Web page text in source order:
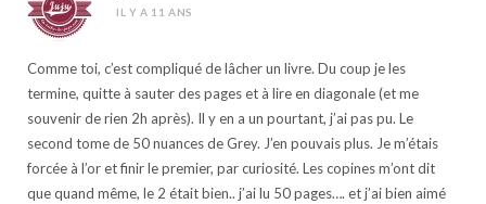
IL Y A 11 ANS
Comme toi, c’est compliqué de lâcher un livre. Du coup je les
termine, quitte à sauter des pages et à lire en diagonale (et me
souvenir de rien 2h après). Il y en a un pourtant, j’ai pas pu. Le
second tome de 50 nuances de Grey. J’en pouvais plus. Je m’étais
forcée à l’or et finir le premier, par curiosité. Les copines m’ont dit
que quand même, le 2 était bien.. j’ai lu 50 pages…. et j’ai bien aimé